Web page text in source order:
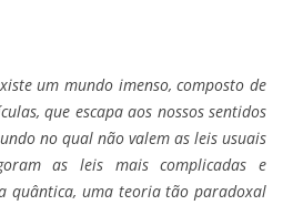
um mundo imenso, composto de
que escapa aos nossos sentidos
no qual não valem as leis usuais
as leis mais complicadas e
quântica, uma teoria tão paradoxal